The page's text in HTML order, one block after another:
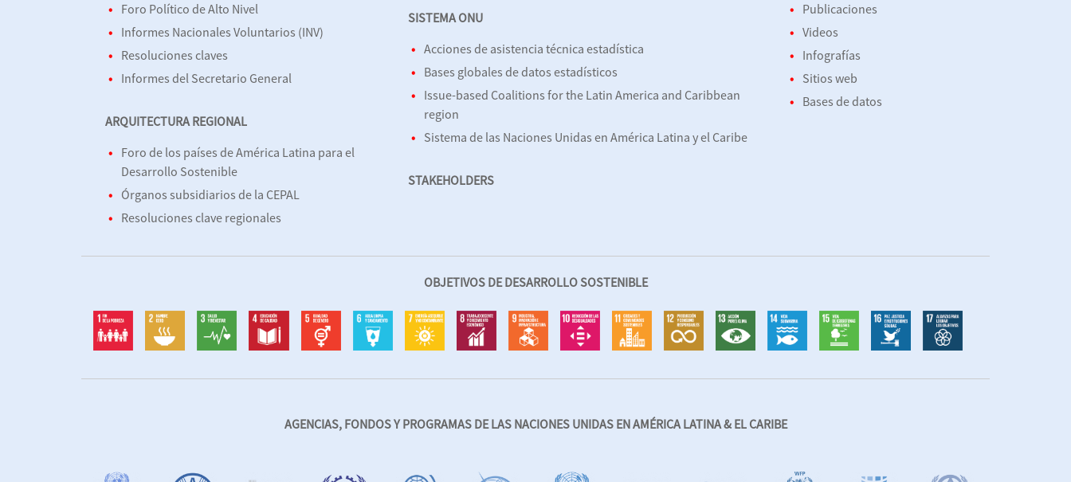
Foro Político de Alto Nivel
Informes Nacionales Voluntarios (INV)
Resoluciones claves
Informes del Secretario General
ARQUITECTURA REGIONAL
Foro de los países de América Latina para el
Desarrollo Sostenible
Órganos subsidiarios de la CEPAL
Resoluciones clave regionales
SISTEMA ONU
Acciones de asistencia técnica estadística
Bases globales de datos estadísticos
Issue-based Coalitions for the Latin America and Caribbean
region
Sistema de las Naciones Unidas en América Latina y el Caribe
STAKEHOLDERS
Publicaciones
Videos
Infografías
Sitios web
Bases de datos
OBJETIVOS DE DESARROLLO SOSTENIBLE
AGENCIAS, FONDOS Y PROGRAMAS DE LAS NACIONES UNIDAS EN AMÉRICA LATINA & EL CARIBE